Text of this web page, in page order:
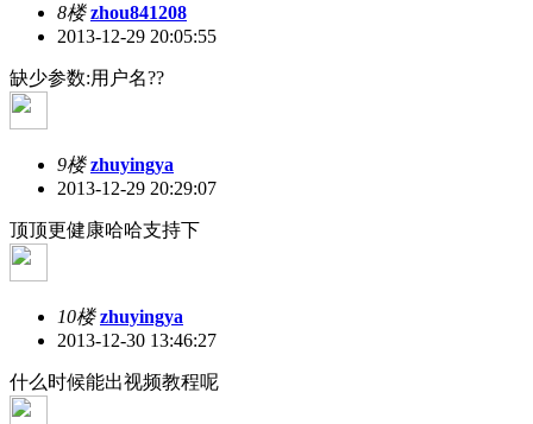
8楼 zhou841208
2013-12-29 20:05:55
缺少参数:用户名??
9楼 zhuyingya
2013-12-29 20:29:07
顶顶更健康哈哈支持下
10楼 zhuyingya
2013-12-30 13:46:27
什么时候能出视频教程呢